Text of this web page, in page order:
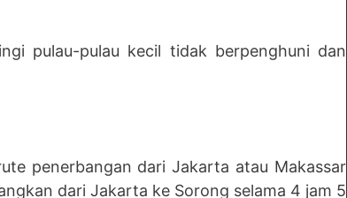
pulau-pulau kecil tidak berpenghuni dan
penerbangan dari Jakarta atau Makassar
dari Jakarta ke Sorong selama 4 jam 5